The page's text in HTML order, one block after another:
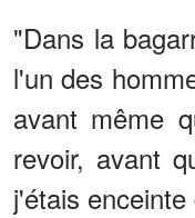
"Dans la
l'un des
avant même
revoir, avant
j'étais